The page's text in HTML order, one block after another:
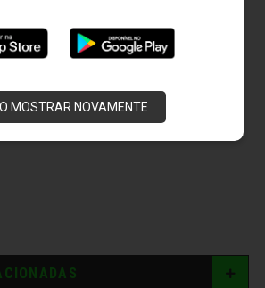
MOSTRAR NOVAMENTE
à Vozão TV! O PodFalar,
do Ceará SC. No terceiro
Gabriel e Melk comentam sobre
profissional, a integração existente
Porangabuçu e o m